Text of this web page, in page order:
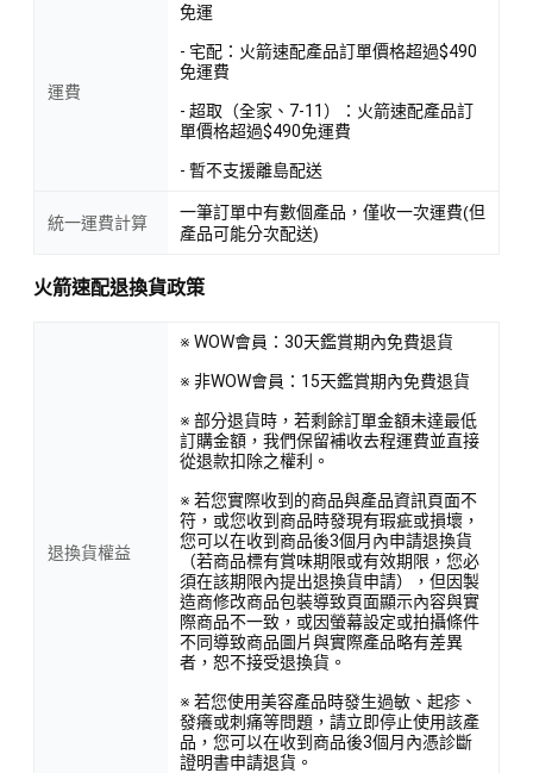
運費
免運
- 宅配：火箭速配產品訂單價格超過$490
免運費
- 超取（全家、7-11）：火箭速配產品訂
單價格超過$490免運費
- 暫不支援離島配送
統一運費計算
一筆訂單中有數個產品，僅收一次運費(但
產品可能分次配送)
火箭速配退換貨政策
退換貨權益
※ WOW會員：30天鑑賞期內免費退貨
※ 非WOW會員：15天鑑賞期內免費退貨
※ 部分退貨時，若剩餘訂單金額未達最低
訂購金額，我們保留補收去程運費並直接
從退款扣除之權利。
※ 若您實際收到的商品與產品資訊頁面不
符，或您收到商品時發現有瑕疵或損壞，
您可以在收到商品後3個月內申請退換貨
（若商品標有賞味期限或有效期限，您必
須在該期限內提出退換貨申請），但因製
造商修改商品包裝導致頁面顯示內容與實
際商品不一致，或因螢幕設定或拍攝條件
不同導致商品圖片與實際產品略有差異
者，恕不接受退換貨。
※ 若您使用美容產品時發生過敏、起疹、
發癢或刺痛等問題，請立即停止使用該產
品，您可以在收到商品後3個月內憑診斷
證明書申請退貨。